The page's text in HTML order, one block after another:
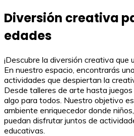
Diversión creativa
edades
¡Descubre la diversión creativa que
En nuestro espacio, encontrarás
actividades que despiertan la
Desde talleres de arte hasta
algo para todos. Nuestro objetivo
ambiente enriquecedor donde
puedan disfrutar juntos de
educativas.